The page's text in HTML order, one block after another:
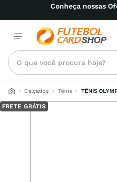
Conheça nossas
O que você procura hoje?
Calçados Tênis TÊNIS
FRETE GRÁTIS